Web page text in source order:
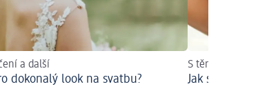
a další
dokonalý look na svatbu?
S těmito tipy
Jak se v létě